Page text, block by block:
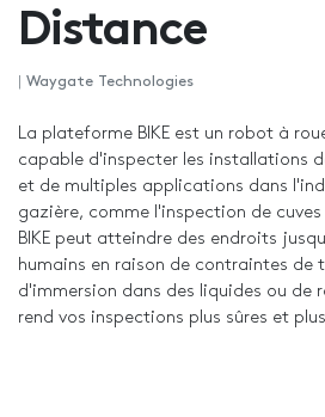
Distance
Waygate Technologies
La plateforme BIKE est un robot à
capable d'inspecter les installations
et de multiples applications dans
gazière, comme l'inspection de
BIKE peut atteindre des endroits
humains en raison de contraintes de
d'immersion dans des liquides ou de
rend vos inspections plus sûres et